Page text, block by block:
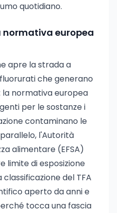
quotidiano.
normativa europea
apre la strada a
che generano
normativa europea
per le sostanze i
contaminano le
l'Autorità
alimentare (EFSA)
limite di esposizione
classificazione del TFA
aperto da anni e
tocca una fascia